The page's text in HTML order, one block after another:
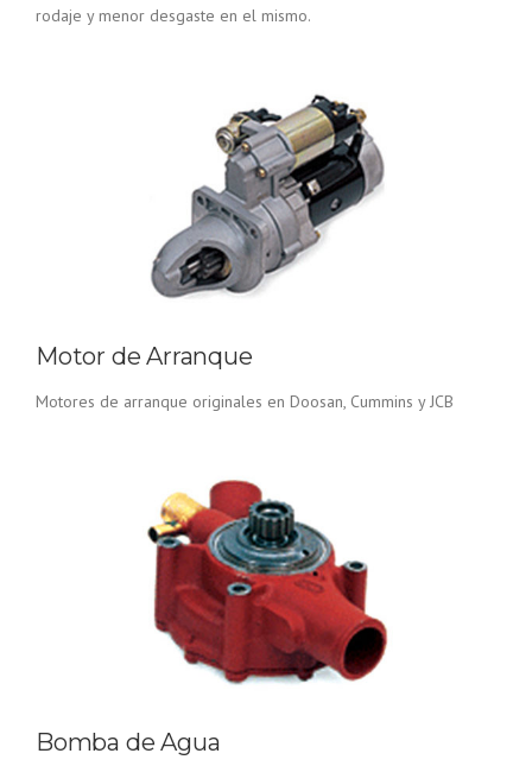
rodaje y menor desgaste en el mismo.
Motor de Arranque
Motores de arranque originales en Doosan, Cummins y JCB
Bomba de Agua